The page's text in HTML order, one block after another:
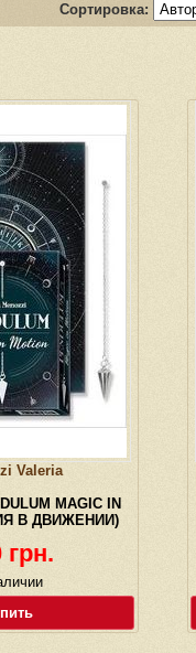
Сортировка:
Valeria
MAGIC IN
В ДВИЖЕНИИ)
грн.